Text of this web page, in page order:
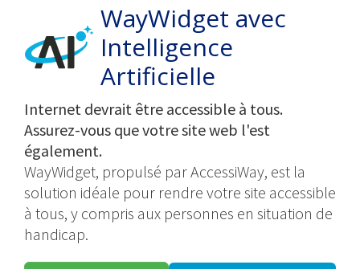
WayWidget avec
Intelligence
Artificielle
Internet devrait être accessible à tous.
Assurez-vous que votre site web l'est
également.
WayWidget, propulsé par AccessiWay, est la
solution idéale pour rendre votre site accessible
à tous, y compris aux personnes en situation de
handicap.